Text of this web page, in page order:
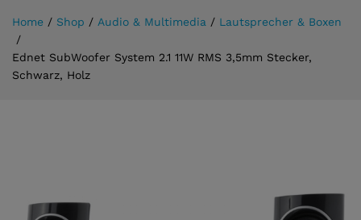
Home / Shop / Audio & Multimedia / Lautsprecher & Boxen
/
Ednet SubWoofer System 2.1 11W RMS 3,5mm Stecker,
Schwarz, Holz